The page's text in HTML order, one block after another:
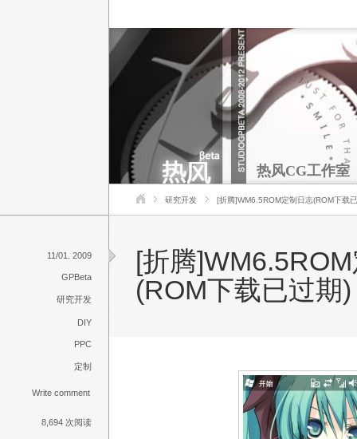
热风CG工作室
研究开发 [折腾]WM6.5ROM定制日志(ROM下载
[折腾
(ROM下载已过期)
11/01. 2009
GPBeta
研究开发
DIY
PPC
定制
Write comment
8,694 次阅读